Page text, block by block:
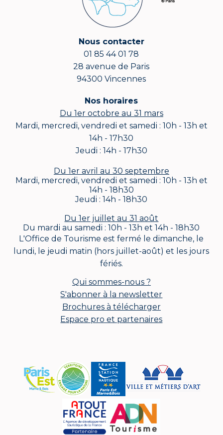
Nous contacter
01 85 44 01 78
28 avenue de Paris
94300 Vincennes
Nos horaires
Du 1er octobre au 31 mars
Mardi, mercredi, vendredi et samedi : 10h - 13h et
14h - 17h30
Jeudi : 14h - 17h30
Du 1er avril au 30 septembre
Mardi, mercredi, vendredi et samedi : 10h - 13h et
14h - 18h30
Jeudi : 14h - 18h30
Du 1er juillet au 31 août
Du mardi au samedi : 10h - 13h et 14h - 18h30
L'Office de Tourisme est fermé le dimanche, le
lundi, le jeudi matin (hors juillet-août) et les jours
fériés.
Qui sommes-nous ?
S'abonner à la newsletter
Brochures à télécharger
Espace pro et partenaires